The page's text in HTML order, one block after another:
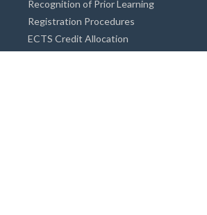
Recognition of Prior Learning
Registration Procedures
ECTS Credit Allocation